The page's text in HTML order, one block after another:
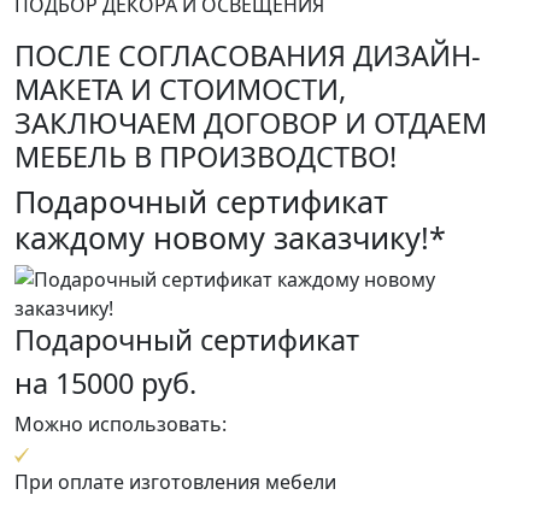
ПОСЛЕ СОГЛАСОВАНИЯ ДИЗАЙН-
МАКЕТА И СТОИМОСТИ,
ЗАКЛЮЧАЕМ ДОГОВОР И ОТДАЕМ
МЕБЕЛЬ В ПРОИЗВОДСТВО!
Подарочный сертификат
каждому новому заказчику!*
Подарочный сертификат
на 15000 руб.
Можно использовать:
При оплате изготовления мебели